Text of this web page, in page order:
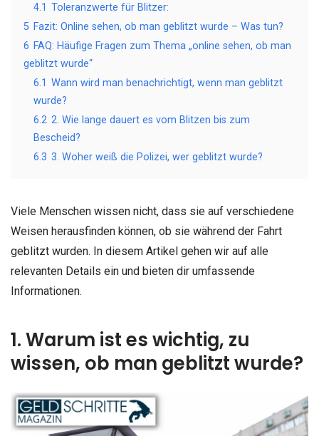
4.1 Toleranzwerte für Blitzer:
5 Fazit: Online sehen, ob man geblitzt wurde – Was tun?
6 FAQ: Häufige Fragen zum Thema „online sehen, ob man
geblitzt wurde“
6.1 Wann wird man benachrichtigt, wenn man geblitzt
wurde?
6.2 2. Wie lange dauert es vom Blitzen bis zum
Bescheid?
6.3 3. Woher weiß die Polizei, wer geblitzt wurde?
Viele Menschen wissen nicht, dass sie auf verschiedene
Weisen herausfinden können, ob sie während der Fahrt
geblitzt wurden. In diesem Artikel gehen wir auf alle
relevanten Details ein und bieten dir umfassende
Informationen.
1. Warum ist es wichtig, zu
wissen, ob man geblitzt wurde?